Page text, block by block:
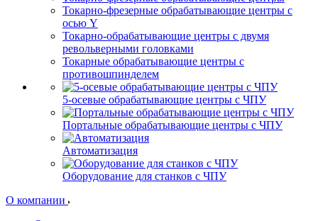
Токарно-фрезерные обрабатывающие центры с
осью Y
Токарно-обрабатывающие центры c двумя
револьверными головками
Токарные обрабатывающие центры с
противошпинделем
5-осевые обрабатывающие центры с ЧПУ
Портальные обрабатывающие центры с ЧПУ
Автоматизация
Оборудование для станков с ЧПУ
О компании